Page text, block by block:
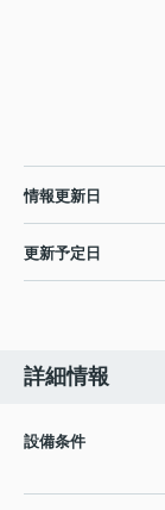
情報更新日
更新予定日
詳細情報
設備条件